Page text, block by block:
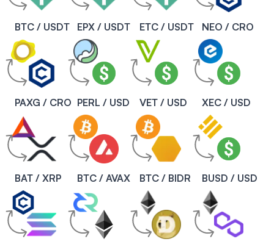
BTC / USDT EPX / USDT ETC / USDT NEO / CRO
PAXG / CRO PERL / USD VET / USD XEC / USD
BAT / XRP BTC / AVAX BTC / BIDR BUSD / USD